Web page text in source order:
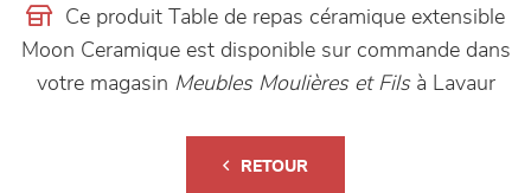
Ce produit Table de repas céramique extensible
Moon Ceramique est disponible sur commande dans
votre magasin Meubles Moulières et Filsà Lavaur
RETOUR